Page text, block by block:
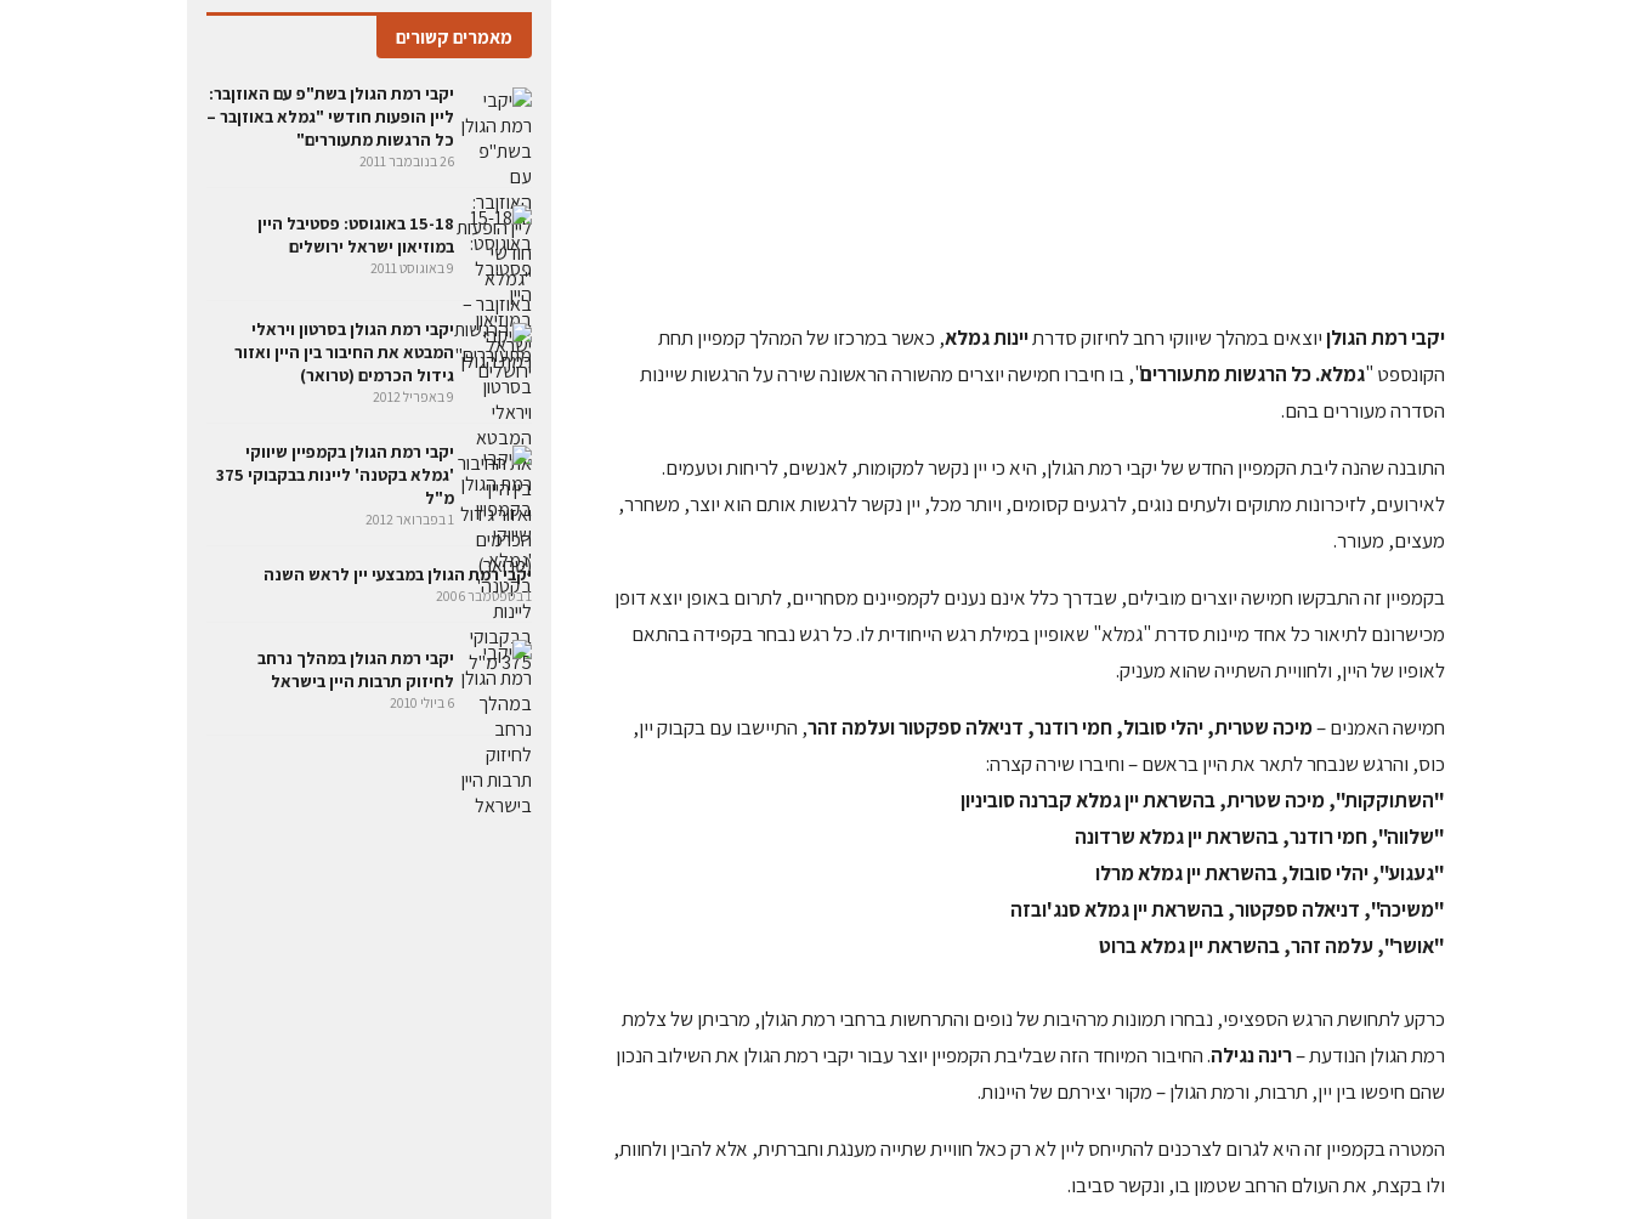
יקבי רמת הגולןיוצאים במהלך שיווקי רחב לחיזוק סדרתיינות גמלא, כאשר במרכזו של המהלך קמפיין תחת
הקונספט "גמלא. כל הרגשות מתעוררים", בו חיברו חמישה יוצרים מהשורה הראשונה שירה על הרגשות שיינות
הסדרה מעוררים בהם.
התובנה שהנה ליבת הקמפיין החדש של יקבי רמת הגולן, היא כי יין נקשר למקומות, לאנשים, לריחות וטעמים.
לאירועים, לזיכרונות מתוקים ולעתים נוגים, לרגעים קסומים, ויותר מכל, יין נקשר לרגשות אותם הוא יוצר, משחרר,
מעצים, מעורר.
בקמפיין זה התבקשו חמישה יוצרים מובילים, שבדרך כלל אינם נענים לקמפיינים מסחריים, לתרום באופן יוצא דופן
מכישרונם לתיאור כל אחד מיינות סדרת "גמלא" שאופיין במילת רגש הייחודית לו. כל רגש נבחר בקפידה בהתאם
לאופיו של היין, ולחוויית השתייה שהוא מעניק.
חמישה האמנים –מיכה שטרית, יהלי סובול, חמי רודנר, דניאלה ספקטור ועלמה זהר, התיישבו עם בקבוק יין,
כוס, והרגש שנבחר לתאר את היין בראשם – וחיברו שירה קצרה:
"השתוקקות", מיכה שטרית, בהשראת יין גמלא קברנה סוביניון
"שלווה", חמי רודנר, בהשראת יין גמלא שרדונה
"געגוע", יהלי סובול, בהשראת יין גמלא מרלו
"משיכה", דניאלה ספקטור, בהשראת יין גמלא סנג'ובזה
"אושר", עלמה זהר, בהשראת יין גמלא ברוט
כרקע לתחושת הרגש הספציפי, נבחרו תמונות מרהיבות של נופים והתרחשות ברחבי רמת הגולן, מרביתן של צלמת
רמת הגולן הנודעת –רינה נגילה. החיבור המיוחד הזה שבליבת הקמפיין יוצר עבור יקבי רמת הגולן את השילוב הנכון
שהם חיפשו בין יין, תרבות, ורמת הגולן – מקור יצירתם של היינות.
המטרה בקמפיין זה היא לגרום לצרכנים להתייחס ליין לא רק כאל חוויית שתייה מענגת וחברתית, אלא להבין ולחוות,
ולו בקצת, את העולם הרחב שטמון בו, ונקשר סביבו.
מאמרים קשורים
יקבי רמת הגולן בשת"פ עם האוזןבר:
ליין הופעות חודשי "גמלא באוזןבר –
כל הרגשות מתעוררים"
26 בנובמבר 2011
15-18 באוגוסט: פסטיבל היין
במוזיאון ישראל ירושלים
9 באוגוסט 2011
יקבי רמת הגולן בסרטון ויראלי
המבטא את החיבור בין היין ואזור
גידול הכרמים (טרואר)
9 באפריל 2012
יקבי רמת הגולן בקמפיין שיווקי
'גמלא בקטנה' ליינות בבקבוקי 375
מ"ל
1 בפברואר 2012
יקבי רמת הגולן במבצעי יין לראש השנה
1 בספטמבר 2006
יקבי רמת הגולן במהלך נרחב
לחיזוק תרבות היין בישראל
6 ביולי 2010